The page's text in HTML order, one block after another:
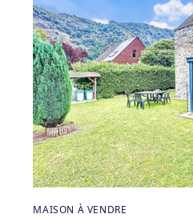
MAISON À VENDRE